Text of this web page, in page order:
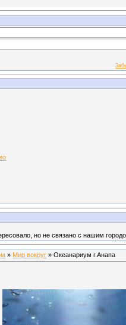
но не связано с нашим
» Мир вокруг » Океанариум г.Анапа